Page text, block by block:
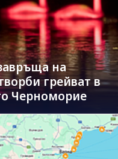
на
грейват в
Черноморие